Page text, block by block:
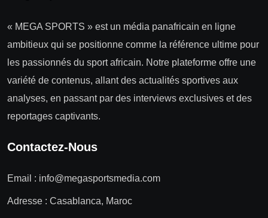
« MEGA SPORTS » est un média panafricain en ligne
ambitieux qui se positionne comme la référence ultime pour
les passionnés du sport africain. Notre plateforme offre une
variété de contenus, allant des actualités sportives aux
analyses, en passant par des interviews exclusives et des
reportages captivants.
Contactez-Nous
Email : info@megasportsmedia.com
Adresse : Casablanca, Maroc